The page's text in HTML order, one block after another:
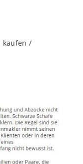
kaufen /